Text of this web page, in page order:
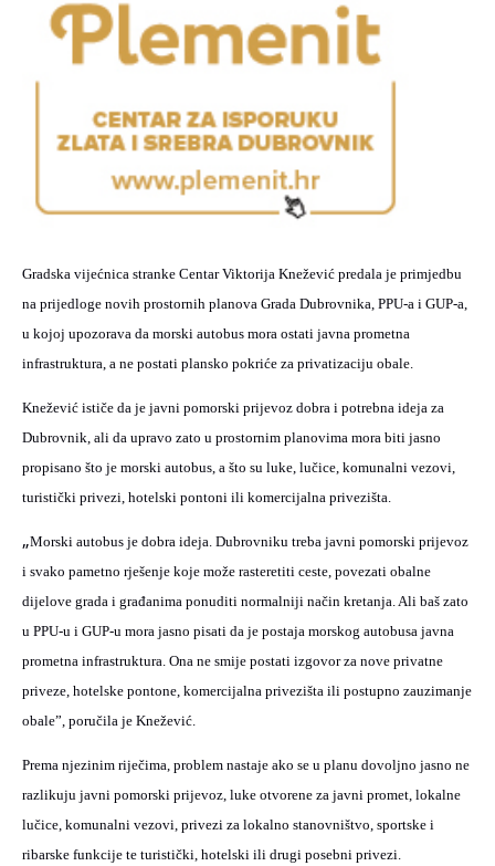
Gradska vijećnica stranke Centar Viktorija Knežević predala je primjedbu
na prijedloge novih prostornih planova Grada Dubrovnika, PPU-a i GUP-a,
u kojoj upozorava da morski autobus mora ostati javna prometna
infrastruktura, a ne postati plansko pokriće za privatizaciju obale.
Knežević ističe da je javni pomorski prijevoz dobra i potrebna ideja za
Dubrovnik, ali da upravo zato u prostornim planovima mora biti jasno
propisano što je morski autobus, a što su luke, lučice, komunalni vezovi,
turistički privezi, hotelski pontoni ili komercijalna privezišta.
„Morski autobus je dobra ideja. Dubrovniku treba javni pomorski prijevoz
i svako pametno rješenje koje može rasteretiti ceste, povezati obalne
dijelove grada i građanima ponuditi normalniji način kretanja. Ali baš zato
u PPU-u i GUP-u mora jasno pisati da je postaja morskog autobusa javna
prometna infrastruktura. Ona ne smije postati izgovor za nove privatne
priveze, hotelske pontone, komercijalna privezišta ili postupno zauzimanje
obale”, poručila je Knežević.
Prema njezinim riječima, problem nastaje ako se u planu dovoljno jasno ne
razlikuju javni pomorski prijevoz, luke otvorene za javni promet, lokalne
lučice, komunalni vezovi, privezi za lokalno stanovništvo, sportske i
ribarske funkcije te turistički, hotelski ili drugi posebni privezi.